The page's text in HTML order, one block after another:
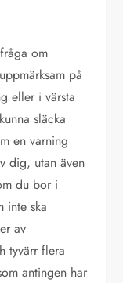
om
på
eller i värsta
släcka
en varning
dig, utan även
du bor i
inte ska
av
tyvärr flera
antingen har